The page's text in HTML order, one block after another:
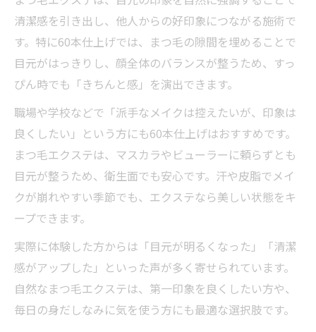
清潔感を引き出し、他人からの好印象につながる施術で
す。特に60本仕上げでは、まつ毛の隙間を埋めることで
目元がはっきりし、顔全体のバランスが整うため、すっ
ぴん時でも「きちんと感」を演出できます。
職場や学校などで「派手なメイクは控えたいが、印象は
良くしたい」という方にも60本仕上げはおすすめです。
まつ毛エクステは、マスカラやビューラーに頼らずとも
目元が整うため、衛生面でも安心です。汗や皮脂でメイ
クが崩れやすい季節でも、エクステなら美しい状態をキ
ープできます。
実際に体験した方からは「目元が明るくなった」「清潔
感がアップした」といった声が多く寄せられています。
自然なまつ毛エクステは、第一印象を良くしたい方や、
毎日の身だしなみに気を使う方にも最適な選択肢です。